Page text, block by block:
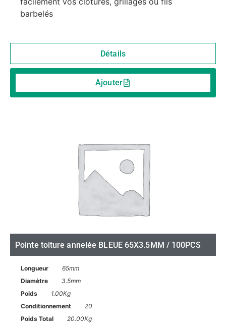
barbelés
Détails
Ajouter
Pointe toiture annelée BLEUE 65X3.5MM / 100PCS
Longueur
65mm
Diamètre
3.5mm
Poids
1.00Kg
Conditionnement
20
Poids Total
20.00Kg